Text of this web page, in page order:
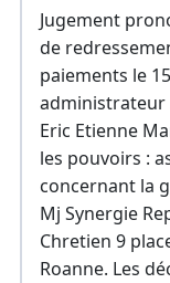
Jugement
de
paiements le
administrateur
Eric Etienne
les pouvoirs :
concernant la
Mj Synergie
Chretien 9
Roanne. Les